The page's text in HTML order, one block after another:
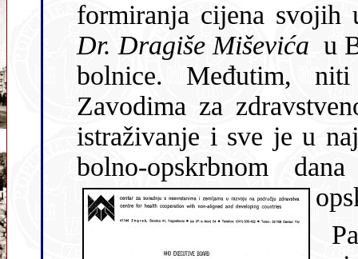
Dr. Dragiše Miševića u
bolnice. Međutim,
Zavodima za
istraživanje i sve je u najboljem slučaju završilo na uvođenju
bolno-opskrbnom dana za